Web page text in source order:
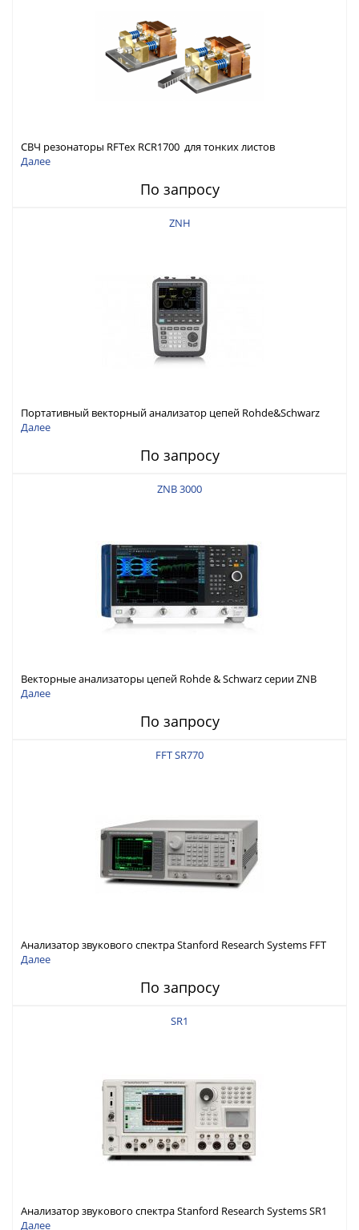
СВЧ резонаторы RFTex RCR1700 для тонких листов
Далее
По запросу
ZNH
Портативный векторный анализатор цепей Rohde&Schwarz
ZNH с диапазоном частот от 30 кГц до 26,5 ГГц
Далее
По запросу
ZNB 3000
Векторные анализаторы цепей Rohde & Schwarz серии ZNB
3000 с диапазоном частот от 9 кГц до 54 ГГц
Далее
По запросу
FFT SR770
Анализатор звукового спектра Stanford Research Systems FFT
SR770
Далее
По запросу
SR1
Анализатор звукового спектра Stanford Research Systems SR1
Далее